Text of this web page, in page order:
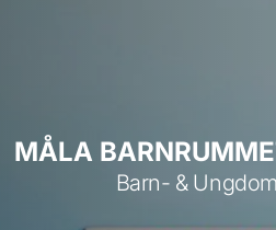
MÅLA
Barn- &